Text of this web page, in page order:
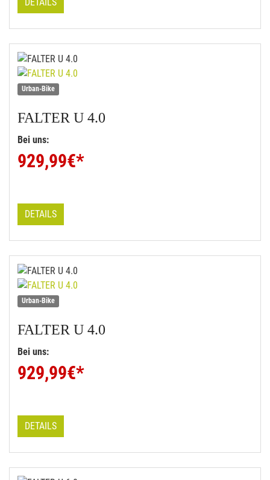
Urban-Bike
FALTER U 4.0
Bei uns:
929,99€*
DETAILS
Urban-Bike
FALTER U 4.0
Bei uns:
929,99€*
DETAILS